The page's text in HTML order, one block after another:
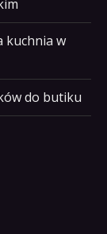
kuchnia w
do butiku